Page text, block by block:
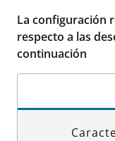
La configuración
respecto a las
continuación